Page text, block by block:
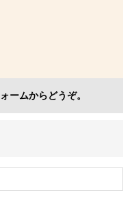
ームからどうぞ。